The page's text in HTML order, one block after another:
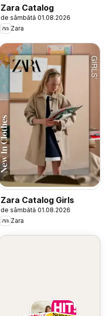
Zara Catalog
de sâmbătă 01.08.2026
Zara
Zara Catalog Girls
de sâmbătă 01.08.2026
Zara